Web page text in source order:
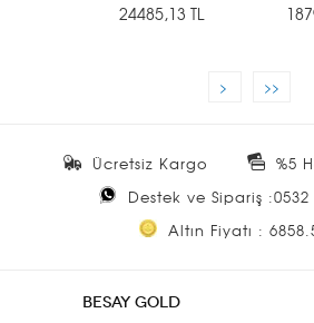
24485,13 TL
> >>
Ücretsiz Kargo
%5
Destek ve Sipariş :0532
Altın Fiyatı :
BESAY GOLD